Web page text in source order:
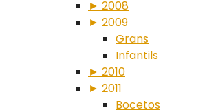
► 2008
► 2009
Grans
Infantils
► 2010
► 2011
Bocetos